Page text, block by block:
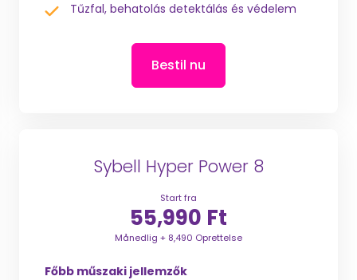
Tűzfal, behatolás detektálás és védelem
Bestil nu
Sybell Hyper Power 8
Start fra
55,990 Ft
Månedlig + 8,490 Oprettelse
Főbb műszaki jellemzők